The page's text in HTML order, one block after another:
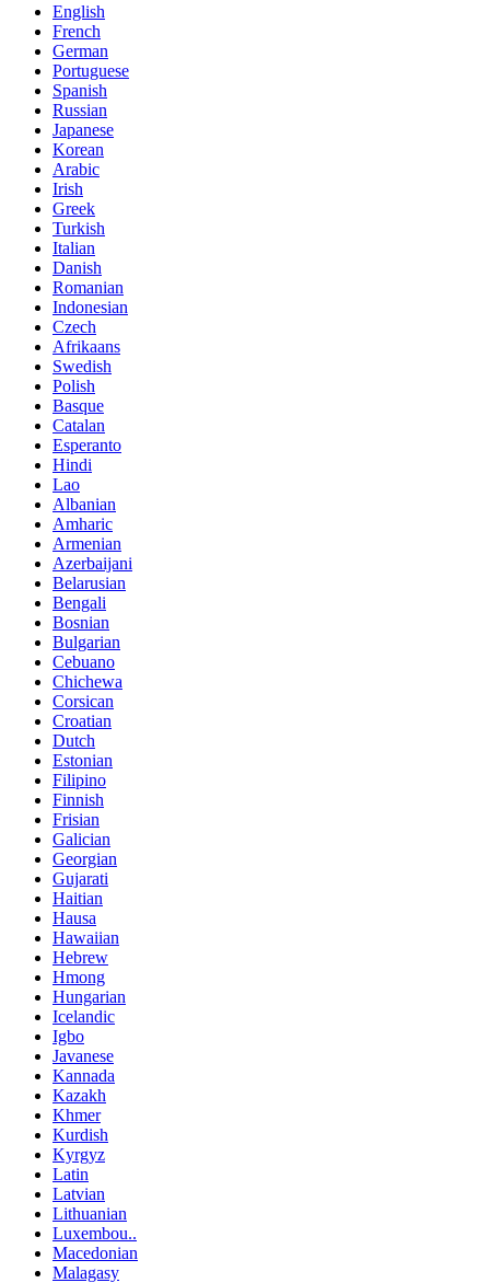
English
French
German
Portuguese
Spanish
Russian
Japanese
Korean
Arabic
Irish
Greek
Turkish
Italian
Danish
Romanian
Indonesian
Czech
Afrikaans
Swedish
Polish
Basque
Catalan
Esperanto
Hindi
Lao
Albanian
Amharic
Armenian
Azerbaijani
Belarusian
Bengali
Bosnian
Bulgarian
Cebuano
Chichewa
Corsican
Croatian
Dutch
Estonian
Filipino
Finnish
Frisian
Galician
Georgian
Gujarati
Haitian
Hausa
Hawaiian
Hebrew
Hmong
Hungarian
Icelandic
Igbo
Javanese
Kannada
Kazakh
Khmer
Kurdish
Kyrgyz
Latin
Latvian
Lithuanian
Luxembou..
Macedonian
Malagasy